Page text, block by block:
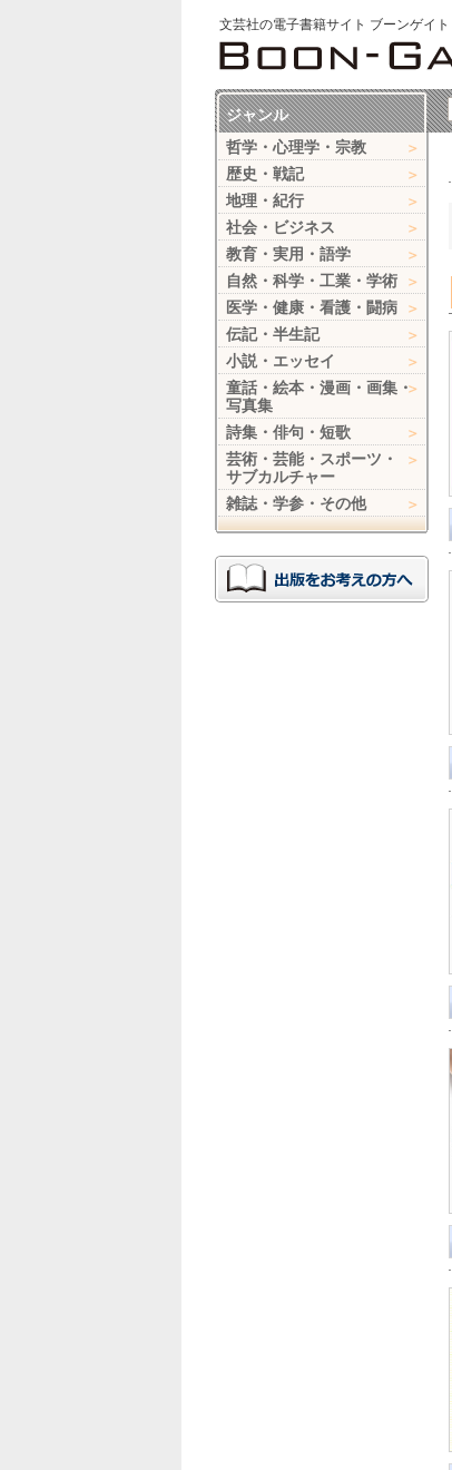
文芸社の電子書籍サイト ブーンゲイト
ジャンル
哲学・心理学・宗教
歴史・戦記
地理・紀行
社会・ビジネス
教育・実用・語学
自然・科学・工業・学術
医学・健康・看護・闘病
伝記・半生記
小説・エッセイ
童話・絵本・漫画・画集・
写真集
詩集・俳句・短歌
芸術・芸能・スポーツ・
サブカルチャー
雑誌・学参・その他